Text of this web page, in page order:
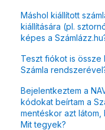
Máshol kiállított
kiállítására (pl.
képes a
Teszt fiókot is össze
Számla
Bejelentkeztem a
kódokat beírtam a
mentéskor azt
Mit tegyek?